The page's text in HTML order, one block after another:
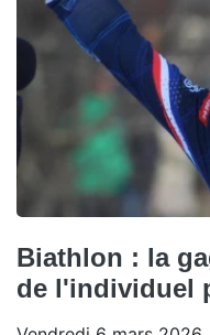
Biathlon : la
de l'individuel